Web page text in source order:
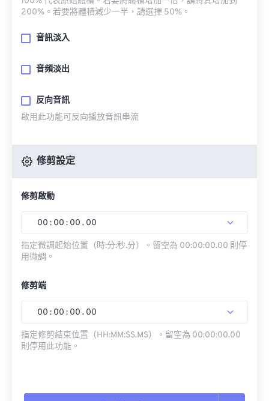
200%。若要將體積減少一半，請選擇 50%。
音訊淡入
音頻淡出
反向音訊
啟用此功能可反向播放音訊串流
修剪設定
修剪啟動
00 : 00 : 00 . 00
指定微調起始位置（時:分:秒.分）。留空為 00:00:00.00 則停
用微調。
修剪端
00 : 00 : 00 . 00
指定修剪結束位置（HH:MM:SS.MS）。留空為 00:00:00.00
則停用此功能。